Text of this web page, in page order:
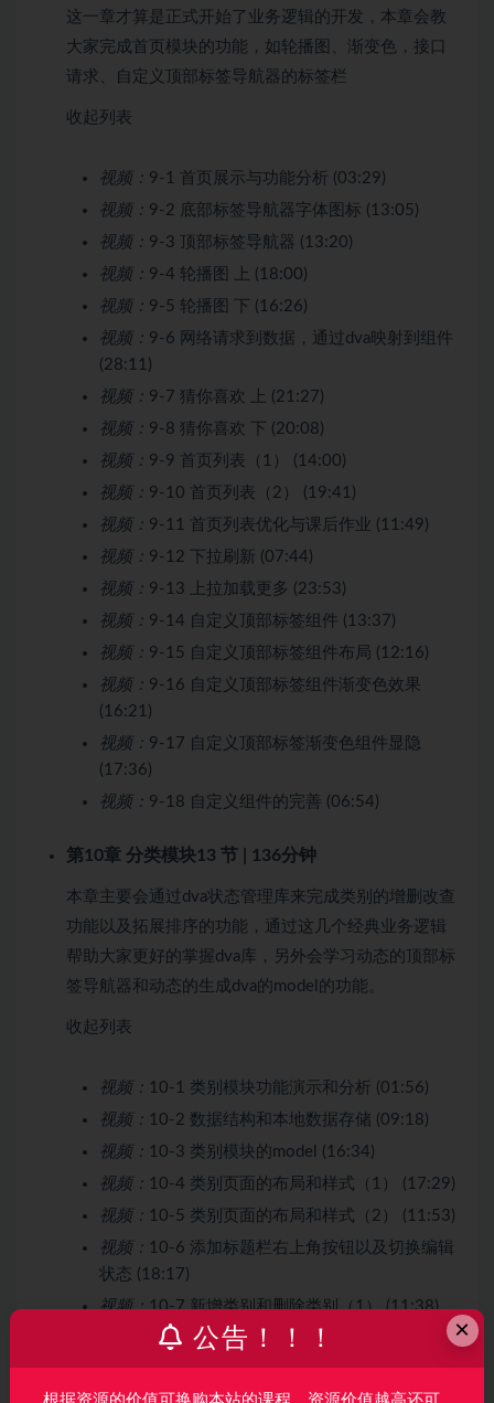
这一章才算是正式开始了业务逻辑的开发，本章会教
大家完成首页模块的功能，如轮播图、渐变色，接口
请求、自定义顶部标签导航器的标签栏
收起列表
视频： 9-1 首页展示与功能分析 (03:29)
视频： 9-2 底部标签导航器字体图标 (13:05)
视频： 9-3 顶部标签导航器 (13:20)
视频： 9-4 轮播图 上 (18:00)
视频： 9-5 轮播图 下 (16:26)
视频： 9-6 网络请求到数据，通过dva映射到组件
(28:11)
视频： 9-7 猜你喜欢 上 (21:27)
视频： 9-8 猜你喜欢 下 (20:08)
视频： 9-9 首页列表（1） (14:00)
视频： 9-10 首页列表（2） (19:41)
视频： 9-11 首页列表优化与课后作业 (11:49)
视频： 9-12 下拉刷新 (07:44)
视频： 9-13 上拉加载更多 (23:53)
视频： 9-14 自定义顶部标签组件 (13:37)
视频： 9-15 自定义顶部标签组件布局 (12:16)
视频： 9-16 自定义顶部标签组件渐变色效果
(16:21)
视频： 9-17 自定义顶部标签渐变色组件显隐
(17:36)
视频： 9-18 自定义组件的完善 (06:54)
第10章 分类模块13 节 | 136分钟
本章主要会通过dva状态管理库来完成类别的增删改查
功能以及拓展排序的功能，通过这几个经典业务逻辑
帮助大家更好的掌握dva库，另外会学习动态的顶部标
签导航器和动态的生成dva的model的功能。
收起列表
视频： 10-1 类别模块功能演示和分析 (01:56)
视频： 10-2 数据结构和本地数据存储 (09:18)
视频： 10-3 类别模块的model (16:34)
视频： 10-4 类别页面的布局和样式（1） (17:29)
视频： 10-5 类别页面的布局和样式（2） (11:53)
视频： 10-6 添加标题栏右上角按钮以及切换编辑
状态 (18:17)
视频：10-7 新增类别和删除类别（1） (11:38)
10-8 新增类别和删除类别（2） (10:21)
视频：10-9 类别的拖拽功能 (11:22)
×
公告！！！